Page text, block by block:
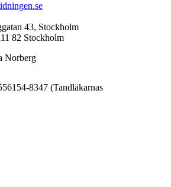
43, Stockholm
82 Stockholm
Norberg
8347 (Tandläkarnas